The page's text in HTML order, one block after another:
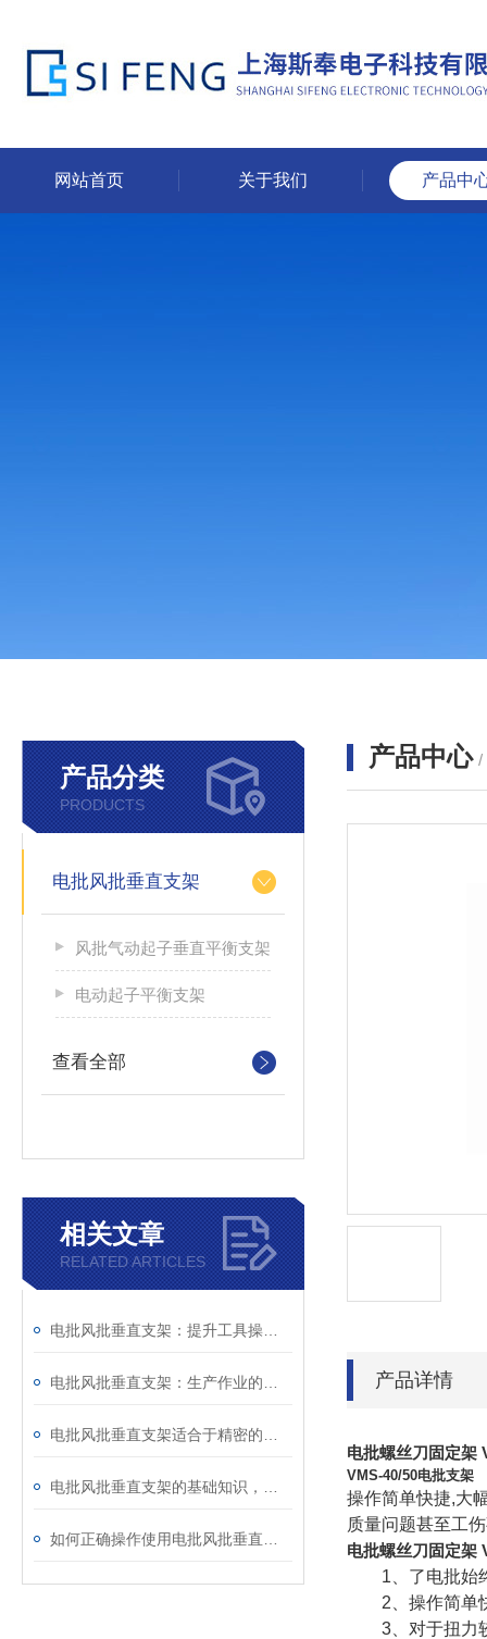
网站首页 关于我们 产品中
产品分类
PRODUCTS
电批风批垂直支架
风批气动起子垂直平衡支架
电动起子平衡支架
查看全部
相关文章
RELATED ARTICLES
产品中心 /
产品详情
电批螺丝刀固定架
VMS-40/50电批支架
操作简单快捷,大
质量问题甚至工
电批螺丝刀固定架
1、了电批始终
2、操作简单快
3、对于扭力较